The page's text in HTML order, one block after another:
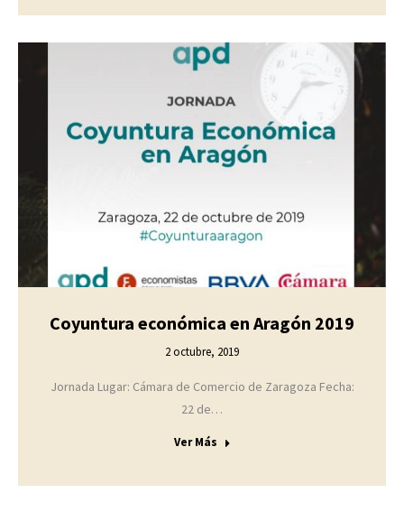
Coyuntura económica en Aragón 2019
2 octubre, 2019
Jornada Lugar: Cámara de Comercio de Zaragoza Fecha:
22 de…
Ver Más